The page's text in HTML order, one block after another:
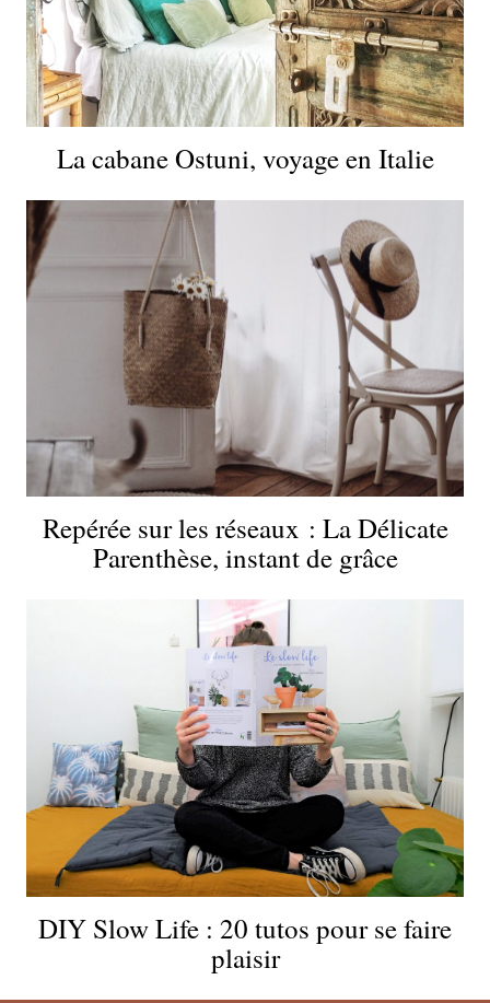
La cabane Ostuni, voyage en Italie
Repérée sur les réseaux : La Délicate
Parenthèse, instant de grâce
DIY Slow Life : 20 tutos pour se faire
plaisir